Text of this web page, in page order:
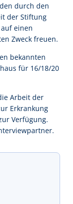
durch den
der Stiftung
einen
Zweck freuen.
bekannten
für 16/18/20
Arbeit der
Erkrankung
Verfügung.